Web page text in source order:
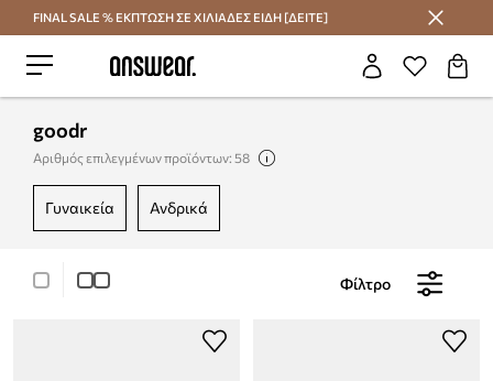
Εξοικονομήστε με το Answear Club
FINAL SALE % ΕΚΠΤΩΣΗ ΣΕ ΧΙΛΙΑΔΕΣ ΕΙΔΗ [ΔΕΙΤΕ]
goodr
Αριθμός επιλεγμένων προϊόντων: 58
γυναικεία ανδρικά
Φίλτρο